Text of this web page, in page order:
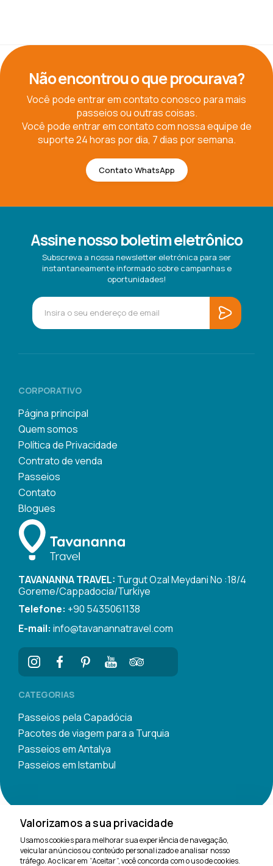
Não encontrou o que procurava?
Você pode entrar em contato conosco para mais
passeios ou outras coisas.
Você pode entrar em contato com nossa equipe de
suporte 24 horas por dia, 7 dias por semana.
Contato WhatsApp
Assine nosso boletim eletrônico
Subscreva a nossa newsletter eletrónica para ser
instantaneamente informado sobre campanhas e
oportunidades!
CORPORATIVO
Página principal
Quem somos
Política de Privacidade
Contrato de venda
Passeios
Contato
Blogues
TAVANANNA TRAVEL: Turgut Ozal Meydani No :18/4
Goreme/Cappadocia/Turkiye
Telefone: +90 5435061138
E-mail: info@tavanannatravel.com
CATEGORIAS
Passeios pela Capadócia
Pacotes de viagem para a Turquia
Passeios em Antalya
Passeios em Istambul
Valorizamos a sua privacidade
Usamos cookies para melhorar sua experiência de navegação,
veicular anúncios ou conteúdo personalizado e analisar nosso
tráfego. Ao clicar em “Aceitar”, você concorda com o uso de cookies.
Estamos aqui para
ajudar